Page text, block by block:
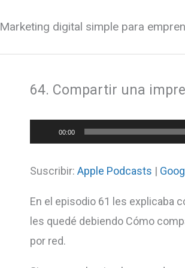
Marketing digital simple para
64. Compartir una
Reproductor
audio
00:00
Suscribir:Apple Podcasts |
En el episodio 61 les explicaba
les quedé debiendo Cómo
por red.